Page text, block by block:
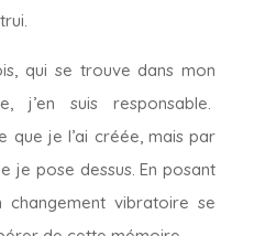
qui se trouve dans mon
j’en suis responsable.
que je l’ai créée, mais par
je pose dessus. En posant
changement vibratoire se